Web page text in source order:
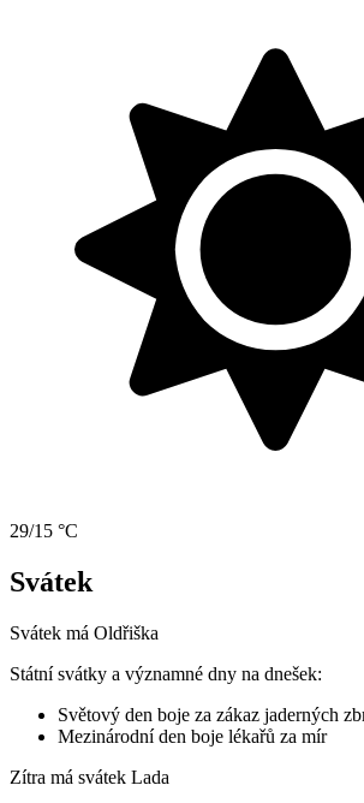
29/15 °C
Svátek
Svátek má Oldřiška
Státní svátky a významné dny na dnešek:
Světový den boje za zákaz jaderných
Mezinárodní den boje lékařů za mír
Zítra má svátek Lada